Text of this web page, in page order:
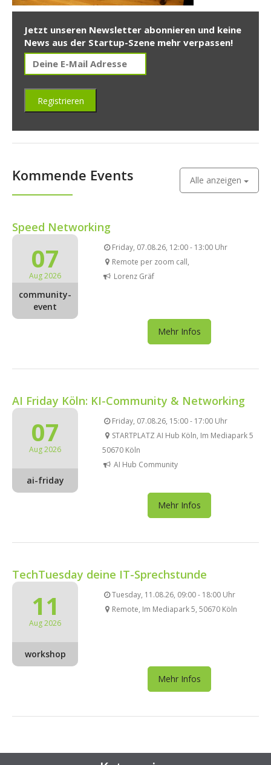
Jetzt unseren Newsletter abonnieren und keine
News aus der Startup-Szene mehr verpassen!
Kommende Events Alle anzeigen
Speed Networking
07
Aug 2026
community-
event
Friday, 07.08.26, 12:00 - 13:00 Uhr
Remote per zoom call,
Lorenz Gräf
Mehr Infos
AI Friday Köln: KI-Community & Networking
07
Aug 2026
ai-friday
Friday, 07.08.26, 15:00 - 17:00 Uhr
STARTPLATZ AI Hub Köln, Im Mediapark 5
50670 Köln
AI Hub Community
Mehr Infos
TechTuesday deine IT-Sprechstunde
11
Aug 2026
workshop
Tuesday, 11.08.26, 09:00 - 18:00 Uhr
Remote, Im Mediapark 5, 50670 Köln
Mehr Infos